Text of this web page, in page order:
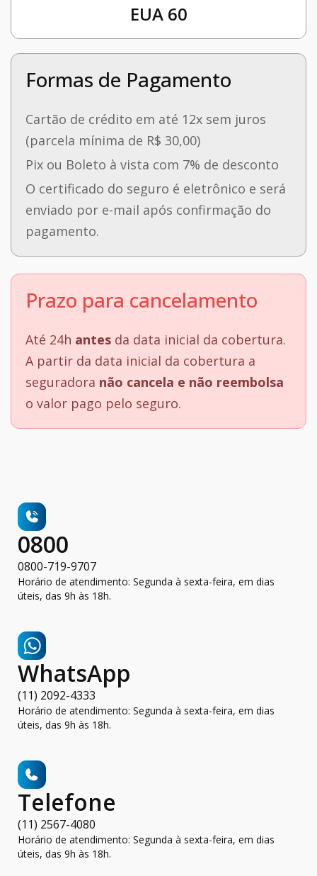
EUA 60
Formas de Pagamento
Cartão de crédito em até 12x sem juros
(parcela mínima de R$ 30,00)
Pix ou Boleto à vista com 7% de desconto
O certificado do seguro é eletrônico e será
enviado por e-mail após confirmação do
pagamento.
Prazo para cancelamento
Até 24h antes da data inicial da cobertura.
A partir da data inicial da cobertura a
seguradora não cancela e não reembolsa
o valor pago pelo seguro.
0800
0800-719-9707
Horário de atendimento: Segunda à sexta-feira, em dias
úteis, das 9h às 18h.
WhatsApp
(11) 2092-4333
Horário de atendimento: Segunda à sexta-feira, em dias
úteis, das 9h às 18h.
Telefone
(11) 2567-4080
Horário de atendimento: Segunda à sexta-feira, em dias
úteis, das 9h às 18h.